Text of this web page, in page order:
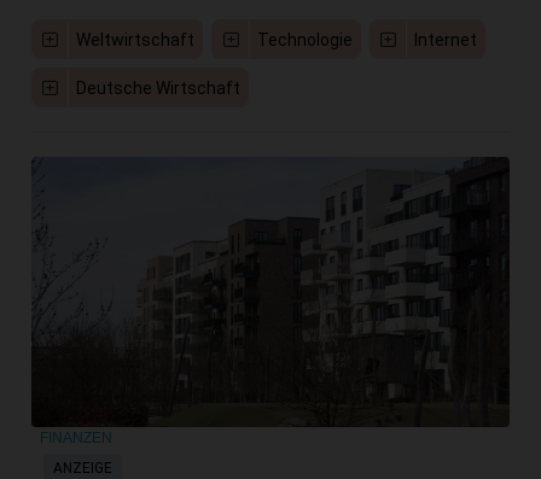
Weltwirtschaft Technologie Internet
Deutsche Wirtschaft
ANZEIGE
FINANZEN